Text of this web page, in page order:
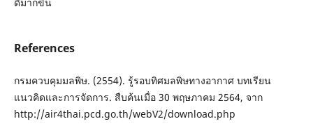
References
กรมควบคุมมลพิษ. (2554). รู้รอบทิศมลพิษทางอากาศ บทเรียน
แนวคิดและการจัดการ. สืบค้นเมื่อ 30 พฤษภาคม 2564, จาก
http://air4thai.pcd.go.th/webV2/download.php